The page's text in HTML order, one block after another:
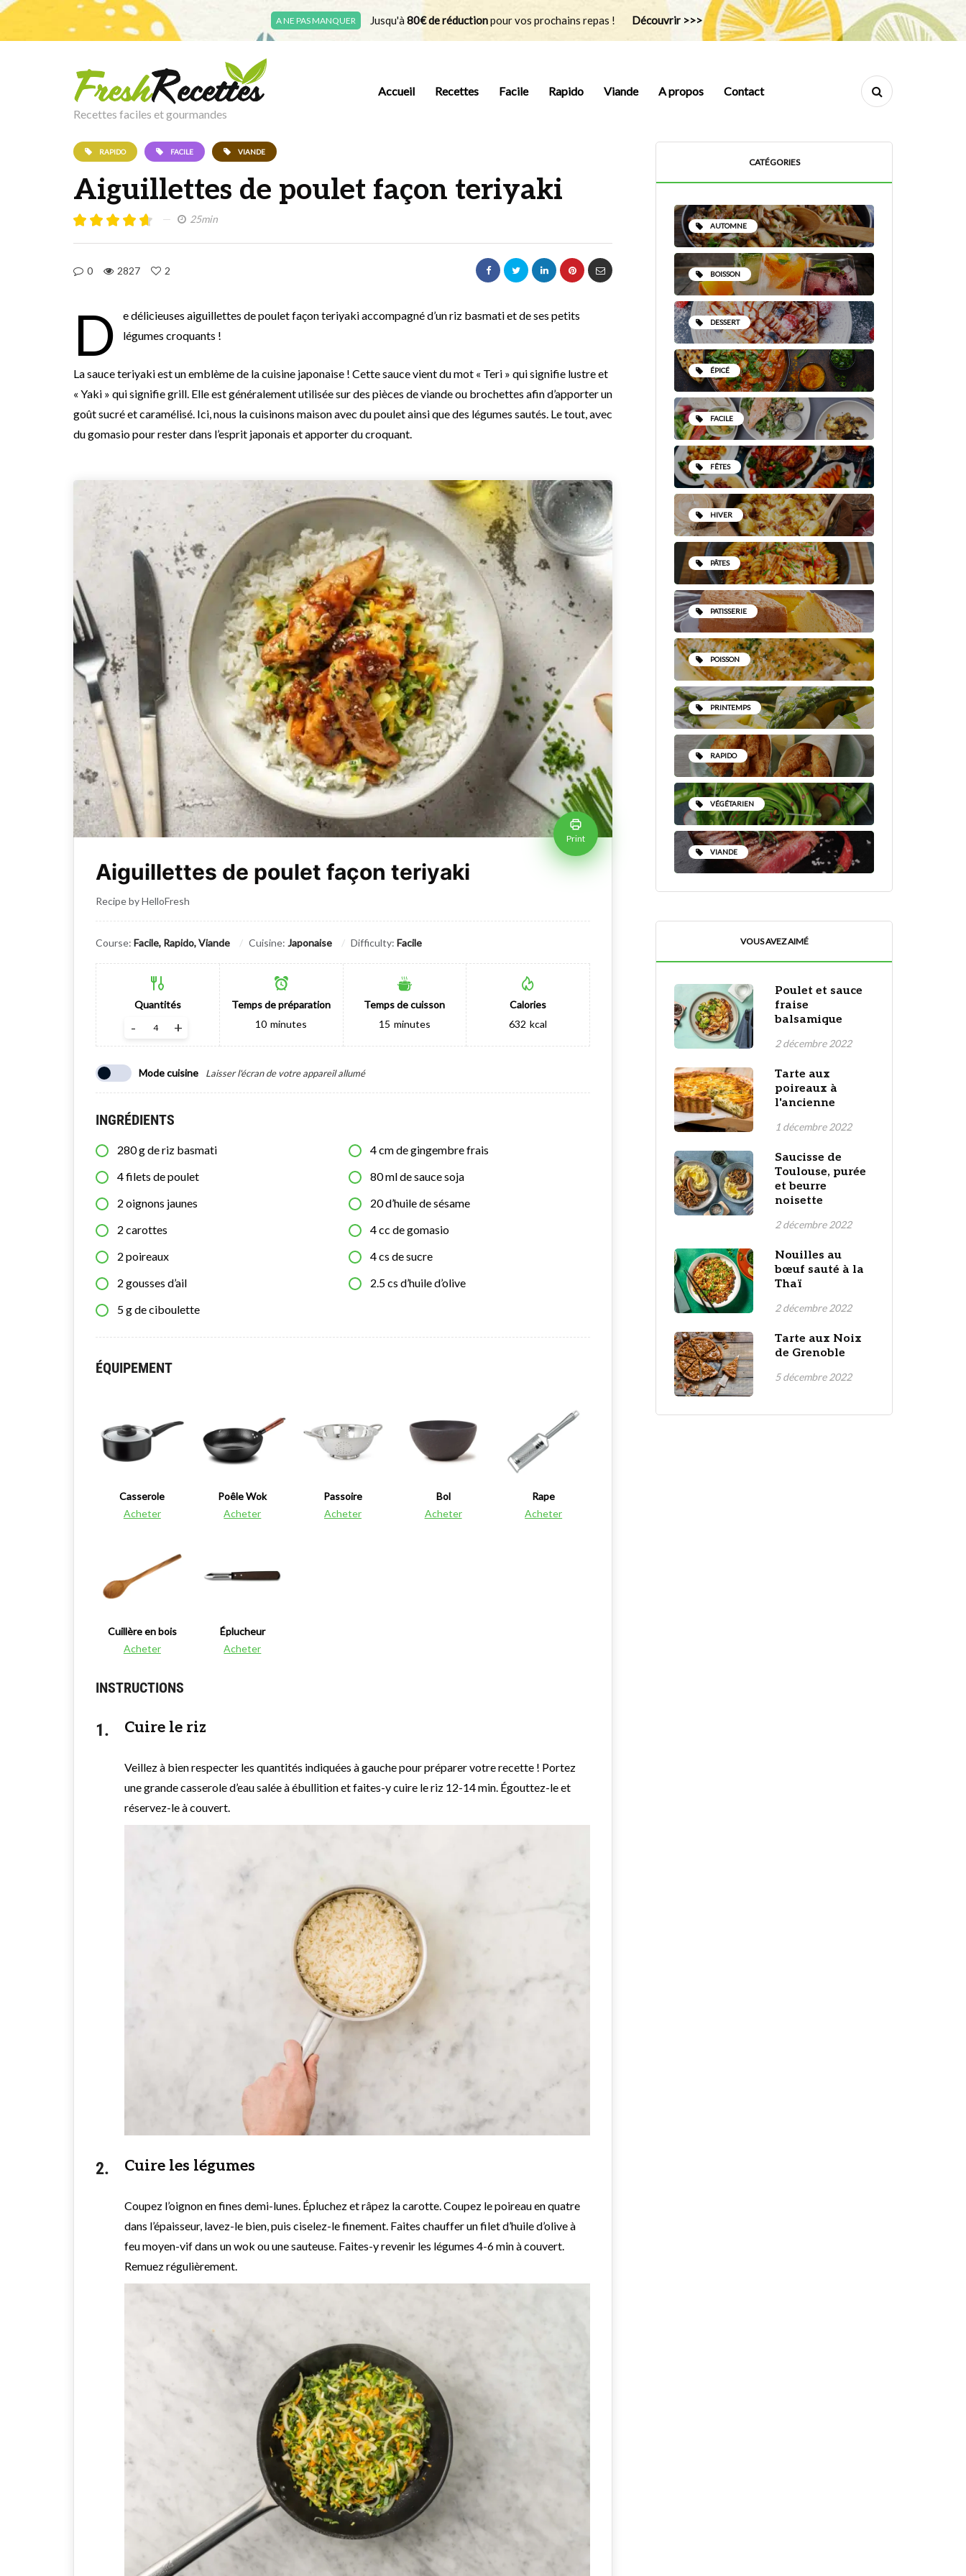
A NE PAS MANQUER Jusqu'à80€ de réductionpour vos prochains repas ! Découvrir >>>
Recettes faciles et gourmandes
Accueil Recettes Facile Rapido Viande A propos Contact
RAPIDO FACILE VIANDE
Aiguillettes de poulet façon teriyaki
25min
0 2827 2
D
e délicieuses aiguillettes de poulet façon teriyaki accompagné d’un riz basmati et de ses petits
légumes croquants !
La sauce teriyaki est un emblème de la cuisine japonaise ! Cette sauce vient du mot « Teri » qui signifie lustre et
« Yaki » qui signifie grill. Elle est généralement utilisée sur des pièces de viande ou brochettes afin d’apporter un
goût sucré et caramélisé. Ici, nous la cuisinons maison avec du poulet ainsi que des légumes sautés. Le tout, avec
du gomasio pour rester dans l’esprit japonais et apporter du croquant.
Print
Aiguillettes de poulet façon teriyaki
Recipe by HelloFresh
Course: Facile, Rapido, Viande Cuisine: Japonaise Difficulty: Facile
Quantités
+
-
Temps de préparation
10 minutes
Temps de cuisson
15 minutes
Calories
632 kcal
Mode cuisine Laisser l'écran de votre appareil allumé
INGRÉDIENTS
280gde riz basmati
4filets de poulet
2 oignons jaunes
2 carottes
2 poireaux
2 gousses d’ail
5gde ciboulette
4cm de gingembre frais
80mlde sauce soja
20d’huile de sésame
4cc de gomasio
4cs de sucre
2.5cs d’huile d’olive
ÉQUIPEMENT
Casserole
Acheter
Poêle Wok
Acheter
Passoire
Acheter
Bol
Acheter
Rape
Acheter
Cuillère en bois
Acheter
Éplucheur
Acheter
INSTRUCTIONS
Cuire le riz
Veillez à bien respecter les quantités indiquées à gauche pour préparer votre recette ! Portez
une grande casserole d’eau salée à ébullition et faites-y cuire le riz 12-14 min. Égouttez-le et
réservez-le à couvert.
Cuire les légumes
Coupez l’oignon en fines demi-lunes. Épluchez et râpez la carotte. Coupez le poireau en quatre
dans l’épaisseur, lavez-le bien, puis ciselez-le finement. Faites chauffer un filet d’huile d’olive à
feu moyen-vif dans un wok ou une sauteuse. Faites-y revenir les légumes 4-6 min à couvert.
Remuez régulièrement.
CATÉGORIES
AUTOMNE
BOISSON
DESSERT
ÉPICÉ
FACILE
FÊTES
HIVER
PÂTES
PATISSERIE
POISSON
PRINTEMPS
RAPIDO
VÉGÉTARIEN
VIANDE
VOUS AVEZ AIMÉ
Poulet et sauce
fraise
balsamique
2 décembre 2022
Tarte aux
poireaux à
l'ancienne
1 décembre 2022
Saucisse de
Toulouse, purée
et beurre
noisette
2 décembre 2022
Nouilles au
bœuf sauté à la
Thaï
2 décembre 2022
Tarte aux Noix
de Grenoble
5 décembre 2022